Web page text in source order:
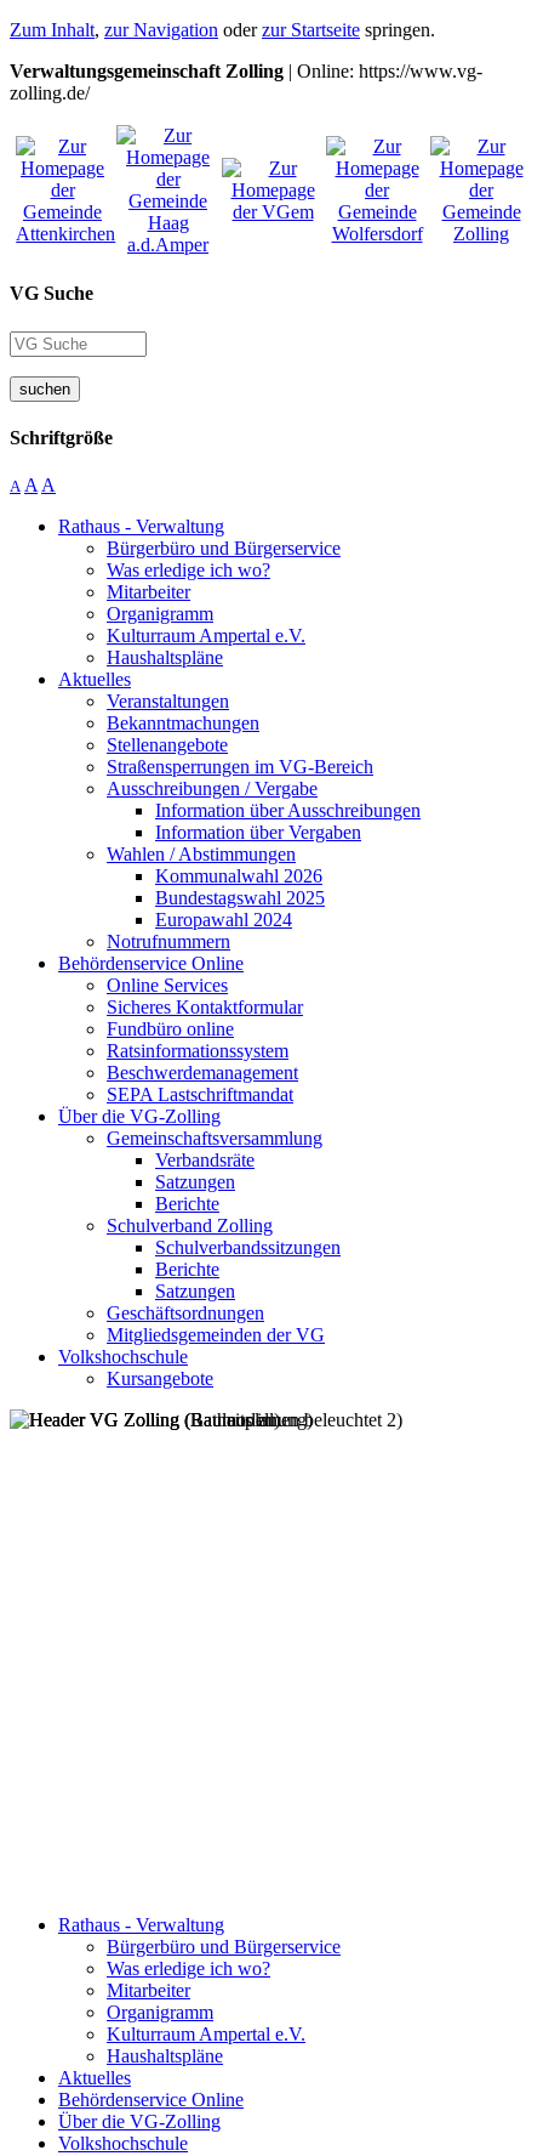
Zum Inhalt, zur Navigation oderzur Startseite springen.
Verwaltungsgemeinschaft Zolling | Online: https://www.vg-
zolling.de/
VG Suche
suchen
Schriftgröße
A A A
Rathaus - Verwaltung
Bürgerbüro und Bürgerservice
Was erledige ich wo?
Mitarbeiter
Organigramm
Kulturraum Ampertal e.V.
Haushaltspläne
Aktuelles
Veranstaltungen
Bekanntmachungen
Stellenangebote
Straßensperrungen im VG-Bereich
Ausschreibungen / Vergabe
Information über Ausschreibungen
Information über Vergaben
Wahlen / Abstimmungen
Kommunalwahl 2026
Bundestagswahl 2025
Europawahl 2024
Notrufnummern
Behördenservice Online
Online Services
Sicheres Kontaktformular
Fundbüro online
Ratsinformationssystem
Beschwerdemanagement
SEPA Lastschriftmandat
Über die VG-Zolling
Gemeinschaftsversammlung
Verbandsräte
Satzungen
Berichte
Schulverband Zolling
Schulverbandssitzungen
Berichte
Satzungen
Geschäftsordnungen
Mitgliedsgemeinden der VG
Volkshochschule
Kursangebote
Rathaus - Verwaltung
Bürgerbüro und Bürgerservice
Was erledige ich wo?
Mitarbeiter
Organigramm
Kulturraum Ampertal e.V.
Haushaltspläne
Aktuelles
Behördenservice Online
Über die VG-Zolling
Volkshochschule